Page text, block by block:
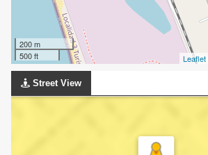
200 m
500 ft
Leaflet
Street View